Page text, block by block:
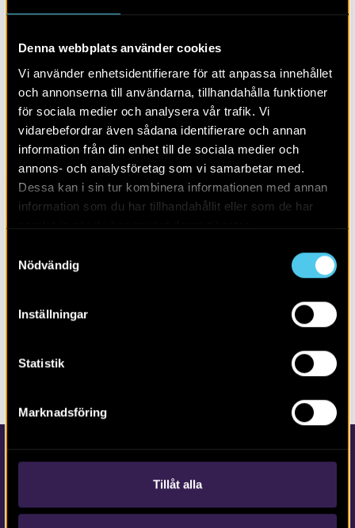
Denna webbplats använder cookies
Vi använder enhetsidentifierare för att anpassa innehållet
och annonserna till användarna, tillhandahålla funktioner
för sociala medier och analysera vår trafik. Vi
vidarebefordrar även sådana identifierare och annan
information från din enhet till de sociala medier och
annons- och analysföretag som vi samarbetar med.
Dessa kan i sin tur kombinera informationen med annan
information som du har tillhandahållit eller som de har
Nödvändig
Inställningar
Statistik
Marknadsföring
Tillåt alla
Populärvetenskap Rapporter Skola Övrigt